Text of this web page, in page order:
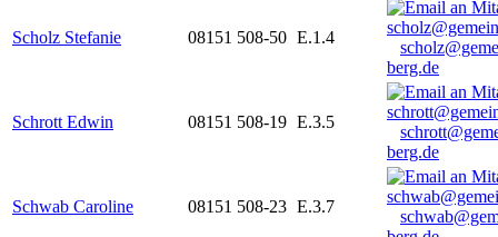
Scholz Stefanie 08151 508-50 E.1.4
berg.de
Schrott Edwin 08151 508-19 E.3.5
berg.de
Schwab Caroline 08151 508-23 E.3.7